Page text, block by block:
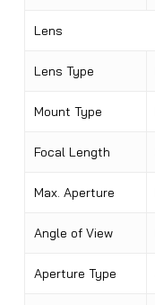
Lens
Lens Type
Mount Type
Focal Length
Max. Aperture
Angle of View
Aperture Type